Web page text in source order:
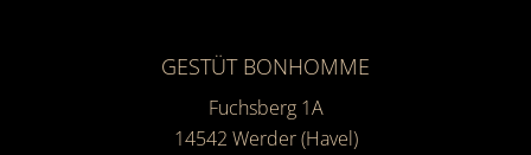
GESTÜT BONHOMME
Fuchsberg 1A
14542 Werder (Havel)